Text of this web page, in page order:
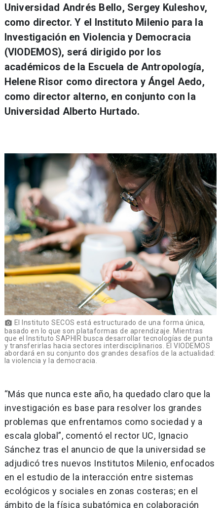
Universidad Andrés Bello, Sergey Kuleshov,
como director. Y el Instituto Milenio para la
Investigación en Violencia y Democracia
(VIODEMOS), será dirigido por los
académicos de la Escuela de Antropología,
Helene Risor como directora y Ángel Aedo,
como director alterno, en conjunto con la
Universidad Alberto Hurtado.
photo_camera El Instituto SECOS está estructurado de una forma única,
basado en lo que son plataformas de aprendizaje. Mientras
que el Instituto SAPHIR busca desarrollar tecnologías de punta
y transferirlas hacia sectores interdisciplinarios. El VIODEMOS
abordará en su conjunto dos grandes desafíos de la actualidad:
la violencia y la democracia.
“Más que nunca este año, ha quedado claro que la
investigación es base para resolver los grandes
problemas que enfrentamos como sociedad y a
escala global”, comentó el rector UC, Ignacio
Sánchez tras el anuncio de que la universidad se
adjudicó tres nuevos Institutos Milenio, enfocados
en el estudio de la interacción entre sistemas
ecológicos y sociales en zonas costeras; en el
ámbito de la física subatómica en colaboración